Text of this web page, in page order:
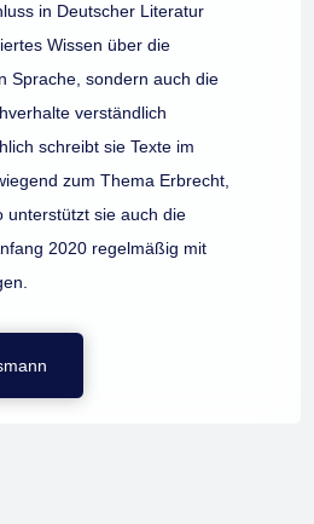
in Deutscher Literatur
Wissen über die
Sprache, sondern auch die
verständlich
schreibt sie Texte im
zum Thema Erbrecht,
unterstützt sie auch die
2020 regelmäßig mit